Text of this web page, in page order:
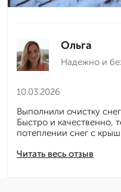
Ольга
Надежно и
10.03.2026
Читать весь отзыв
Выполнили очистку
Быстро и качественно,
потеплении снег с